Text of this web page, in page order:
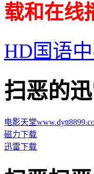
载和在线
HD国语
扫恶的迅
电影天堂
磁力下载
迅雷下载